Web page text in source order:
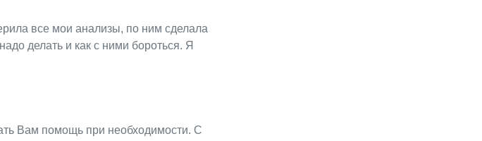
все мои анализы, по ним сделала
делать и как с ними бороться. Я
Вам помощь при необходимости. С